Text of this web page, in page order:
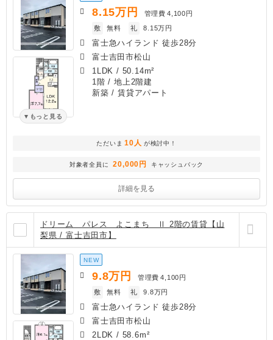
もっと見る
8.15万円 管理費 4,100円
敷
無料 礼 8.15万円
富士急ハイランド 徒歩28分
富士吉田市松山
1LDK / 50.14m²
1階 / 地上2階建
新築 / 賃貸アパート
ただいま 10人 が検討中！
対象者全員に 20,000円 キャッシュバック
詳細を見る
ドリーム パレス よこまち Ⅱ 2階の賃貸【山
梨県 / 富士吉田市】
NEW
9.8万円 管理費 4,100円
敷
無料 礼 9.8万円
富士急ハイランド 徒歩28分
富士吉田市松山
2LDK / 58.6m²